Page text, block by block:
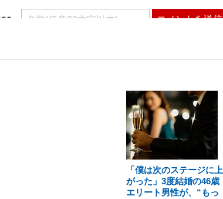
「僕は次のステージに上
がった」3度結婚の46歳
エリート男性が、“もっ